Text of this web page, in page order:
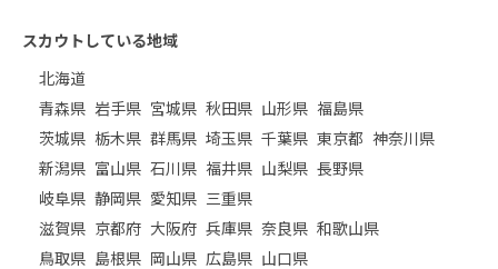
スカウトしている地域
北海道
青森県 岩手県 宮城県 秋田県 山形県 福島県
茨城県 栃木県 群馬県 埼玉県 千葉県 東京都 神奈川県
新潟県 富山県 石川県 福井県 山梨県 長野県
岐阜県 静岡県 愛知県 三重県
滋賀県 京都府 大阪府 兵庫県 奈良県 和歌山県
鳥取県 島根県 岡山県 広島県 山口県